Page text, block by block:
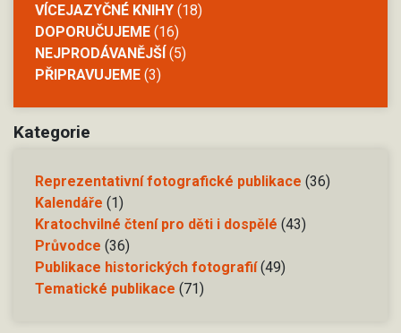
VÍCEJAZYČNÉ KNIHY (18)
DOPORUČUJEME (16)
NEJPRODÁVANĚJŠÍ (5)
PŘIPRAVUJEME (3)
Kategorie
Reprezentativní fotografické publikace (36)
Kalendáře (1)
Kratochvilné čtení pro děti i dospělé (43)
Průvodce (36)
Publikace historických fotografií(49)
Tematické publikace (71)